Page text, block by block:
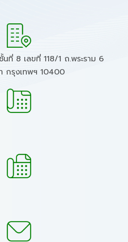
นที่ 8 เลขที่ 118/1 ถ.พระราม 6
กรุงเทพฯ 10400